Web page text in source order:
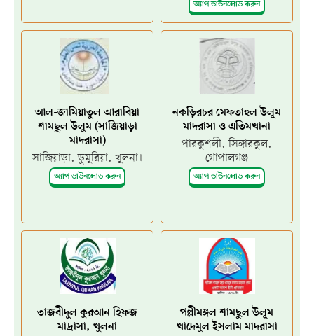
অ্যাপ ডাউনলোড করুন
আল-জামিয়াতুল আরাবিয়া
শামছুল উলুম (সাজিয়াড়া
মাদরাসা)
সাজিয়াড়া, ডুমুরিয়া, খুলনা।
অ্যাপ ডাউনলোড করুন
নকড়িরচর মেফতাহুল উলূম
মাদরাসা ও এতিমখানা
পারকুশলী, সিঙ্গারকুল,
গোপালগঞ্জ
অ্যাপ ডাউনলোড করুন
তাজবীদুল কুরআন হিফজ
মাদ্রাসা, খুলনা
পল্লীমঙ্গল শামছুল উলূম
খাদেমুল ইসলাম মাদরাসা